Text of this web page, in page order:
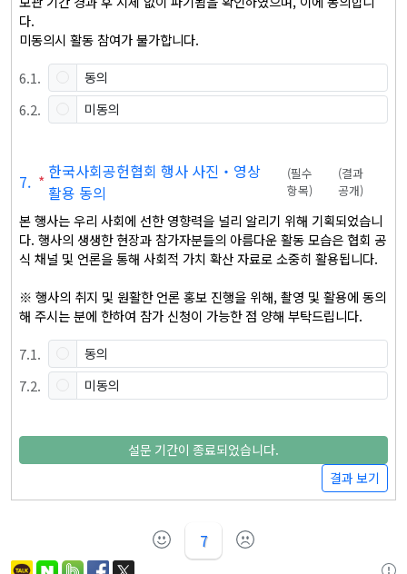
다.
미동의시 활동 참여가 불가합니다.
6.1. 동의
6.2. 미동의
7. * 한국사회공헌협회 행사 사진‧영상
활용 동의
(필수
항목)
(결과
공개)
본 행사는 우리 사회에 선한 영향력을 널리 알리기 위해 기획되었습니
다. 행사의 생생한 현장과 참가자분들의 아름다운 활동 모습은 협회 공
식 채널 및 언론을 통해 사회적 가치 확산 자료로 소중히 활용됩니다.
※ 행사의 취지 및 원활한 언론 홍보 진행을 위해, 촬영 및 활용에 동의
해 주시는 분에 한하여 참가 신청이 가능한 점 양해 부탁드립니다.
7.1. 동의
7.2. 미동의
설문 기간이 종료되었습니다.
결과 보기
7